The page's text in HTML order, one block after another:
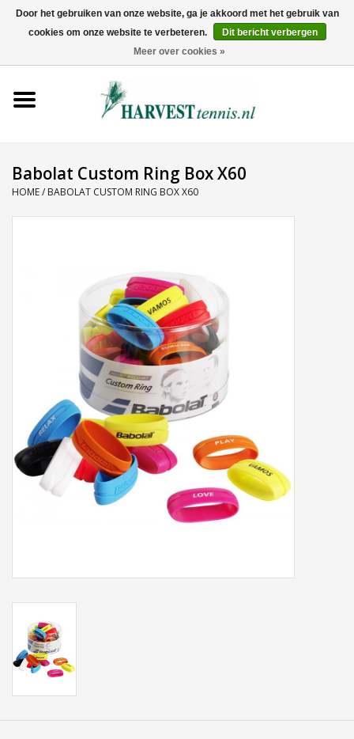
0 Artikelen - €0,00
Tenniskleding
Sponsoring
Padel
Babolat Custom Ring Box X60
HOME/ BABOLAT CUSTOM RING BOX X60
Door het gebruiken van onze website, ga je akkoord met het gebruik van
cookies om onze website te verbeteren.
Dit bericht verbergen
Meer over cookies »